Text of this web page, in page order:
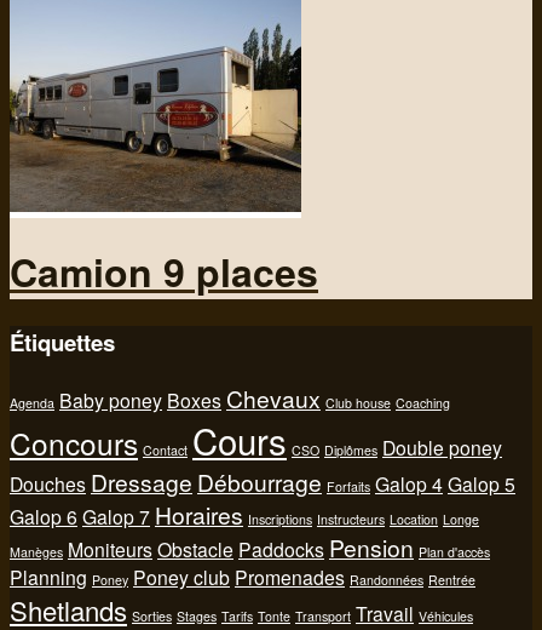
Camion 9 places
Étiquettes
Agenda Baby poney Boxes Chevaux Club house Coaching
Concours Contact Cours CSO Diplômes Double poney
Douches Dressage Débourrage Forfaits Galop 4Galop 5
Galop 6 Galop 7 Horaires Inscriptions Instructeurs Location Longe
Manèges MoniteursObstacle Paddocks Pension Plan d'accès
Planning Poney Poney club Promenades Randonnées Rentrée
Shetlands Sorties Stages Tarifs Tonte Transport Travail Véhicules